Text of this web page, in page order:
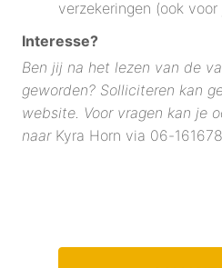
verzekeringen (ook voor
Interesse?
Ben jij na het lezen van de
geworden? Solliciteren kan
website. Voor vragen kan je
naar Kyra Horn via 06-